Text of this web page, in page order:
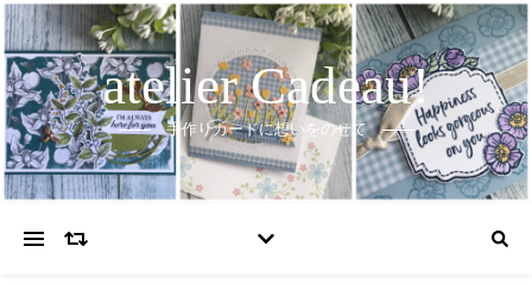
atelier Cadeau!
手作りカードに想いをのせて